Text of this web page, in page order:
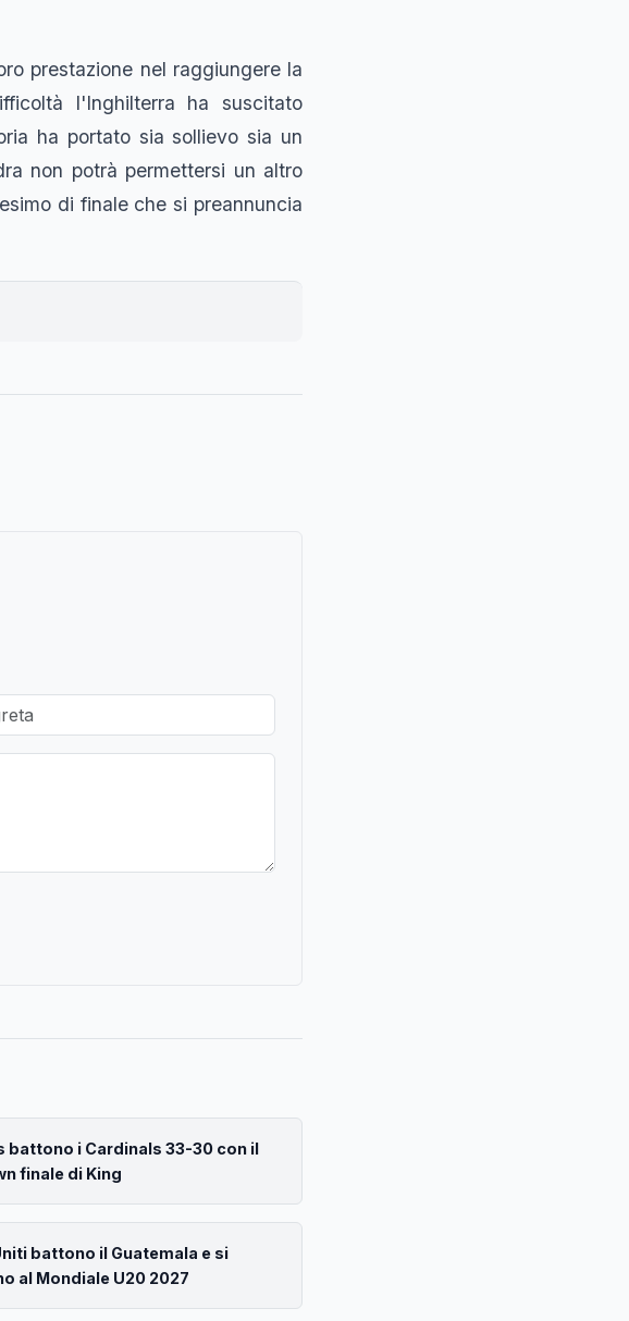
prestazione nel raggiungere la
l'Inghilterra ha suscitato
ha portato sia sollievo sia un
non potrà permettersi un altro
di finale che si preannuncia
battono i Cardinals 33-30 con il
finale di King
battono il Guatemala e si
al Mondiale U20 2027